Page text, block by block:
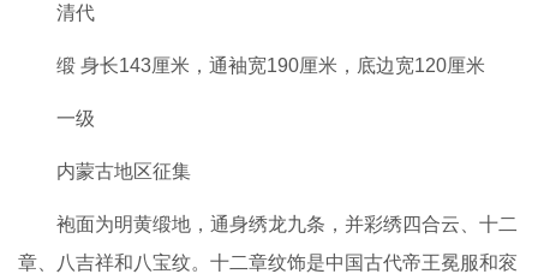
清代
缎 身长143厘米，通袖宽190厘米，底边宽120厘米
一级
内蒙古地区征集
袍面为明黄缎地，通身绣龙九条，并彩绣四合云、十二
章、八吉祥和八宝纹。十二章纹饰是中国古代帝王冕服和衮